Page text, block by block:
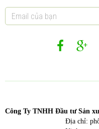
Công Ty TNHH Đầu tư Sản
Địa chỉ: